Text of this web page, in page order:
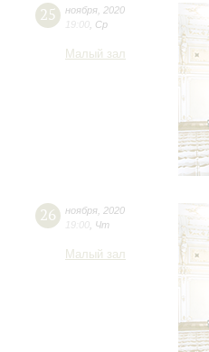
25 ноября 2020
19:00 Ср
Малый зал
26 ноября 2020
19:00 Чт
Малый зал